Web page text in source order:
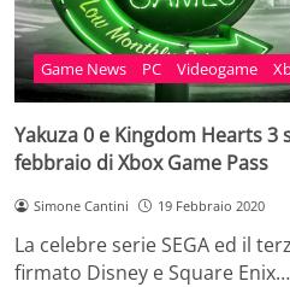
Game News PC Videogame
Yakuza 0 e Kingdom Hearts
febbraio di Xbox Game Pass
Simone Cantini 19 Febbraio 2020
La celebre serie SEGA ed il
firmato Disney e Square Enix…